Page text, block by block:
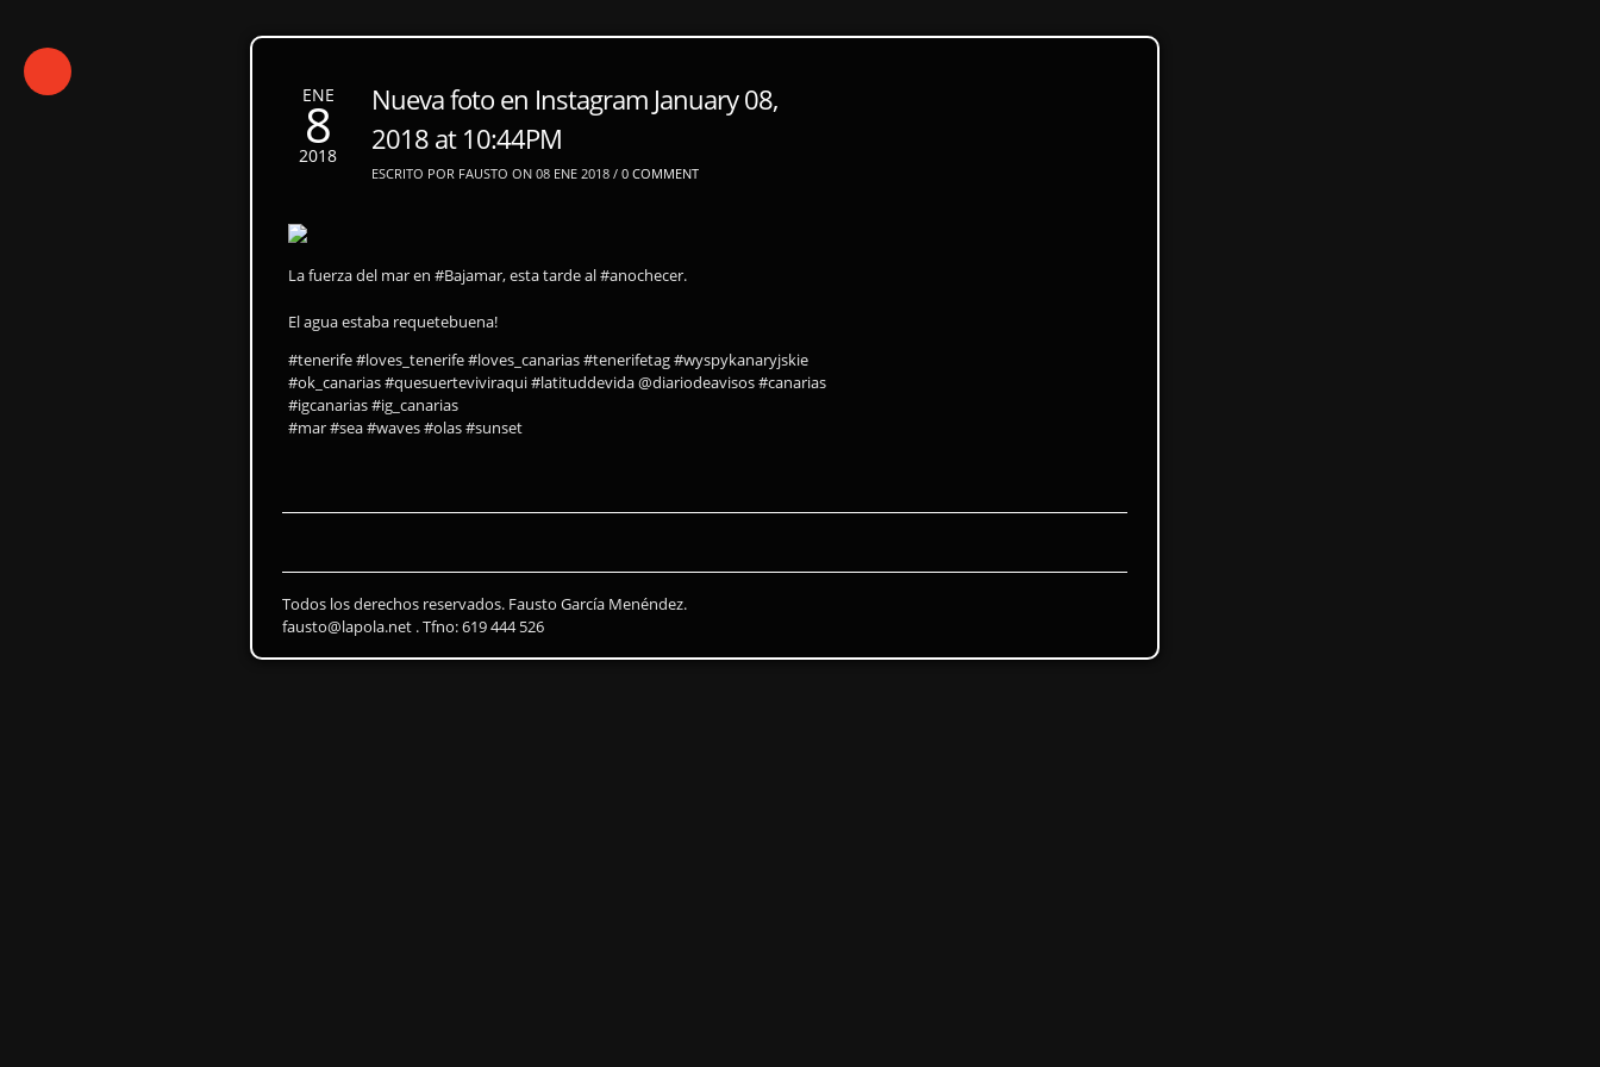
ENE
8
2018
Nueva foto en Instagram January 08,
2018 at 10:44PM
ESCRITO POR FAUSTO ON 08 ENE 2018 / 0 COMMENT
La fuerza del mar en #Bajamar, esta tarde al #anochecer.
El agua estaba requetebuena!
#tenerife #loves_tenerife #loves_canarias #tenerifetag #wyspykanaryjskie
#ok_canarias #quesuerteviviraqui #latituddevida @diariodeavisos #canarias
#igcanarias #ig_canarias
#mar #sea #waves #olas #sunset
Todos los derechos reservados. Fausto García Menéndez.
fausto@lapola.net . Tfno: 619 444 526